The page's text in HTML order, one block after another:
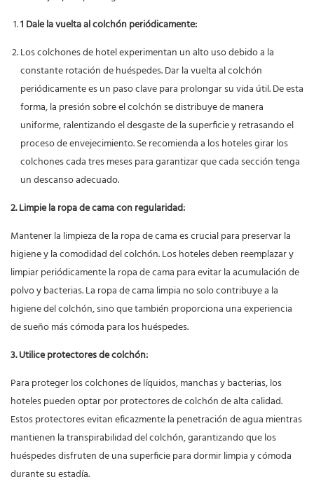
1 Dale la vuelta al colchón periódicamente:
Los colchones de hotel experimentan un alto uso debido a la
constante rotación de huéspedes. Dar la vuelta al colchón
periódicamente es un paso clave para prolongar su vida útil. De esta
forma, la presión sobre el colchón se distribuye de manera
uniforme, ralentizando el desgaste de la superficie y retrasando el
proceso de envejecimiento. Se recomienda a los hoteles girar los
colchones cada tres meses para garantizar que cada sección tenga
un descanso adecuado.
2. Limpie la ropa de cama con regularidad:
Mantener la limpieza de la ropa de cama es crucial para preservar la
higiene y la comodidad del colchón. Los hoteles deben reemplazar y
limpiar periódicamente la ropa de cama para evitar la acumulación de
polvo y bacterias. La ropa de cama limpia no solo contribuye a la
higiene del colchón, sino que también proporciona una experiencia
de sueño más cómoda para los huéspedes.
3. Utilice protectores de colchón:
Para proteger los colchones de líquidos, manchas y bacterias, los
hoteles pueden optar por protectores de colchón de alta calidad.
Estos protectores evitan eficazmente la penetración de agua mientras
mantienen la transpirabilidad del colchón, garantizando que los
huéspedes disfruten de una superficie para dormir limpia y cómoda
durante su estadía.